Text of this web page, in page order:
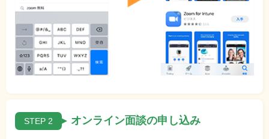
STEP 2 オンライン面談の申し込み